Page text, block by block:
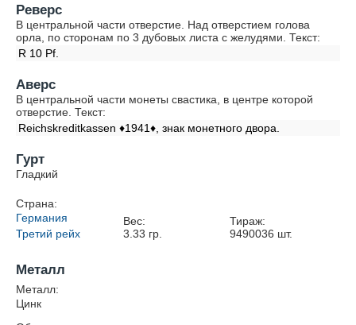
Реверс
В центральной части отверстие. Над отверстием голова
орла, по сторонам по 3 дубовых листа с желудями. Текст:
R 10 Pf.
Аверс
В центральной части монеты свастика, в центре которой
отверстие. Текст:
Reichskreditkassen ♦1941♦, знак монетного двора.
Гурт
Гладкий
Страна:
Германия
Третий рейх
Вес:
3.33 гр.
Тираж:
9490036 шт.
Металл
Металл:
Цинк